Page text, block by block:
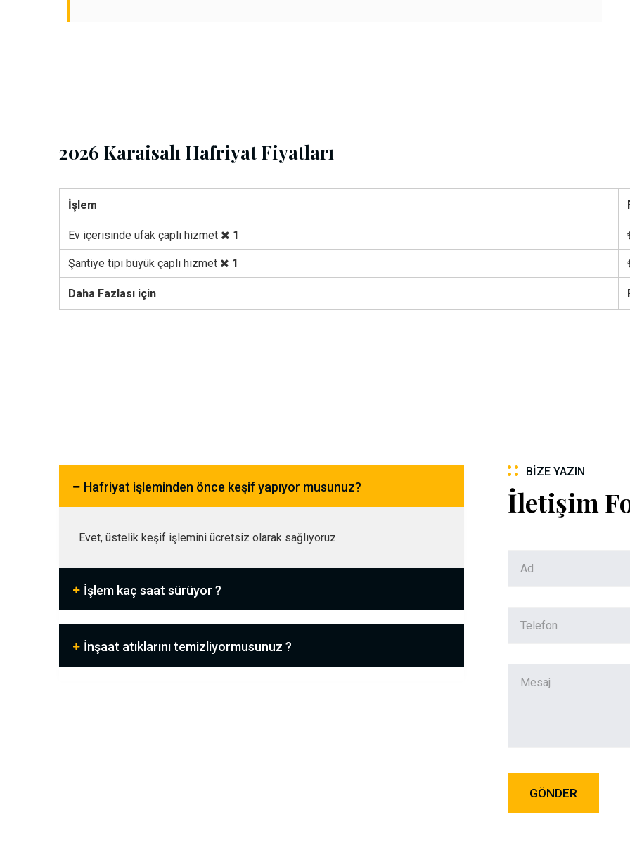
2026 Karaisalı Hafriyat Fiyatları
İşlem
Ev içerisinde ufak çaplı hizmet 1
Şantiye tipi büyük çaplı hizmet 1
Daha Fazlası için
Hafriyat işleminden önce keşif yapıyor musunuz?
Evet, üstelik keşif işlemini ücretsiz olarak sağlıyoruz.
İşlem kaç saat sürüyor ?
İnşaat atıklarını temizliyormusunuz ?
BIZE YAZIN
İletişim